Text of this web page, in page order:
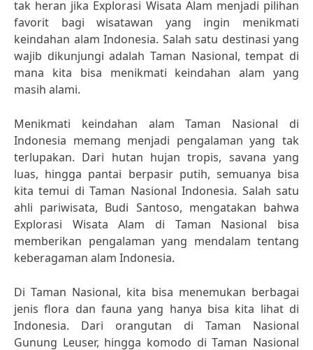
tak heran jika Explorasi Wisata Alam menjadi pilihan
favorit bagi wisatawan yang ingin menikmati
keindahan alam Indonesia. Salah satu destinasi yang
wajib dikunjungi adalah Taman Nasional, tempat di
mana kita bisa menikmati keindahan alam yang
masih alami.
Menikmati keindahan alam Taman Nasional di
Indonesia memang menjadi pengalaman yang tak
terlupakan. Dari hutan hujan tropis, savana yang
luas, hingga pantai berpasir putih, semuanya bisa
kita temui di Taman Nasional Indonesia. Salah satu
ahli pariwisata, Budi Santoso, mengatakan bahwa
Explorasi Wisata Alam di Taman Nasional bisa
memberikan pengalaman yang mendalam tentang
keberagaman alam Indonesia.
Di Taman Nasional, kita bisa menemukan berbagai
jenis flora dan fauna yang hanya bisa kita lihat di
Indonesia. Dari orangutan di Taman Nasional
Gunung Leuser, hingga komodo di Taman Nasional